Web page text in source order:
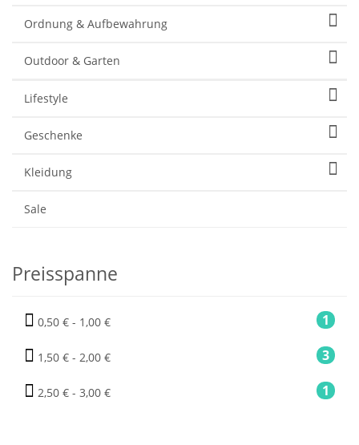
Ordnung & Aufbewahrung
Outdoor & Garten
Lifestyle
Geschenke
Kleidung
Sale
Preisspanne
1
0,50 € - 1,00 €
3
1,50 € - 2,00 €
1
2,50 € - 3,00 €